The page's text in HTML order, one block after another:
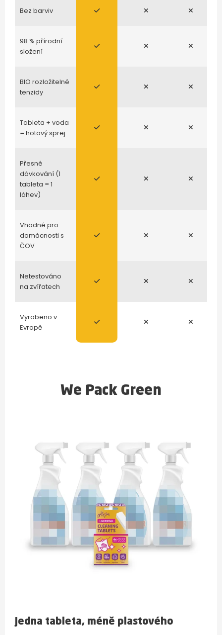
Bez barviv
98 % přírodní
složení
BIO rozložitelné
tenzidy
Tableta + voda
= hotový sprej
Přesné
dávkování (1
tableta = 1
láhev)
Vhodné pro
domácnosti s
ČOV
Netestováno
na zvířatech
Vyrobeno v
Evropě
We Pack Green
Jedna tableta, méně plastového